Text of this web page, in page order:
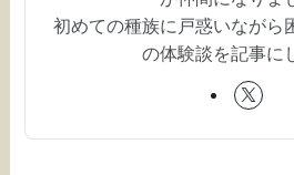
初めての種族に戸惑いながら
の体験談を記事に